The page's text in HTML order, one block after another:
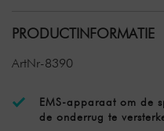
PRODUCTINFORMATIE
ArtNr-8390
EMS-apparaat om de
de onderrug te